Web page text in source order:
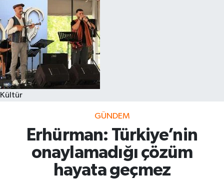
Kültür
GÜNDEM
Erhürman: Türkiye’nin
onaylamadığı çözüm
hayata geçmez